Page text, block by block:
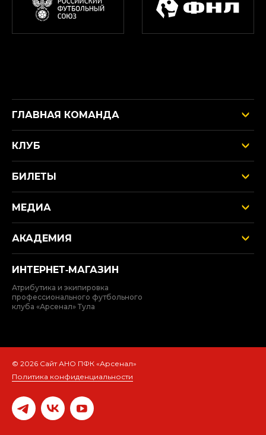
ГЛАВНАЯ КОМАНДА
КЛУБ
БИЛЕТЫ
МЕДИА
АКАДЕМИЯ
ИНТЕРНЕТ‑МАГАЗИН
Атрибутика и экипировка
профессионального футбольного
клуба «Арсенал» Тула
© 2026 Сайт АНО ПФК «Арсенал»
Политика конфиденциальности